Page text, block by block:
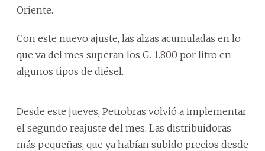
Oriente.
Con este nuevo ajuste, las alzas acumuladas en lo
que va del mes superan los G. 1.800 por litro en
algunos tipos de diésel.
Desde este jueves, Petrobras volvió a implementar
el segundo reajuste del mes. Las distribuidoras
más pequeñas, que ya habían subido precios desde